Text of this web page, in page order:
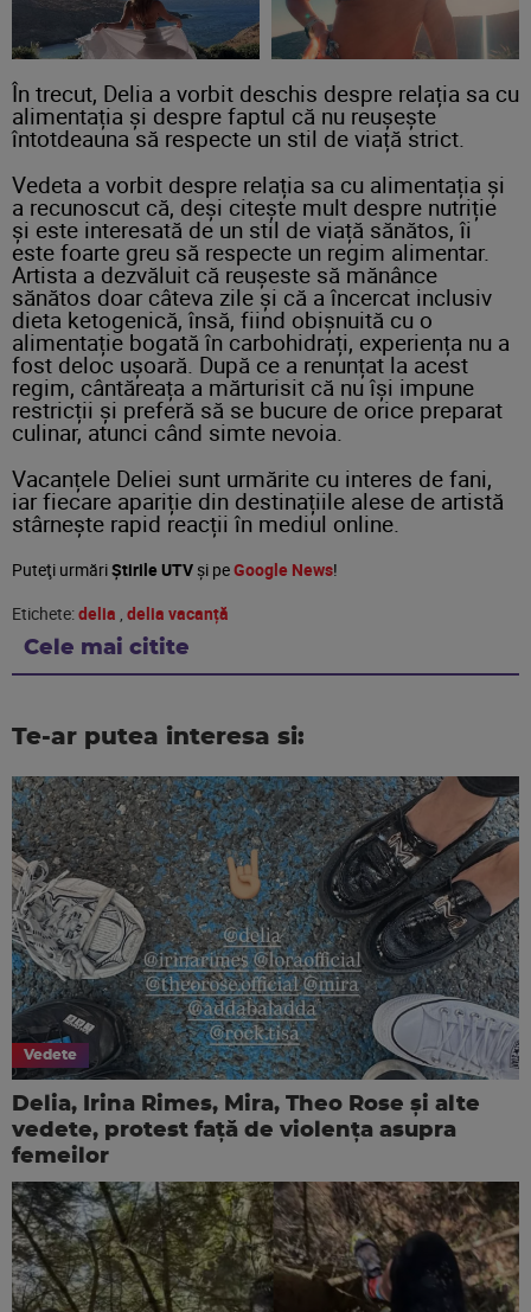
În trecut, Delia a vorbit deschis despre relația sa cu
alimentația și despre faptul că nu reușește
întotdeauna să respecte un stil de viață strict.
Vedeta a vorbit despre relația sa cu alimentația și
a recunoscut că, deși citește mult despre nutriție
și este interesată de un stil de viață sănătos, îi
este foarte greu să respecte un regim alimentar.
Artista a dezvăluit că reușeste să mănânce
sănătos doar câteva zile și că a încercat inclusiv
dieta ketogenică, însă, fiind obișnuită cu o
alimentație bogată în carbohidrați, experiența nu a
fost deloc ușoară. După ce a renunțat la acest
regim, cântăreața a mărturisit că nu își impune
restricții și preferă să se bucure de orice preparat
culinar, atunci când simte nevoia.
Vacanțele Deliei sunt urmărite cu interes de fani,
iar fiecare apariție din destinațiile alese de artistă
stârnește rapid reacții în mediul online.
Puteţi urmăriȘtirile UTVşi peGoogle News!
Etichete:delia delia vacanță
Cele mai citite
Te-ar putea interesa si:
Vedete
Delia, Irina Rimes, Mira, Theo Rose și alte
vedete, protest față de violența asupra
femeilor